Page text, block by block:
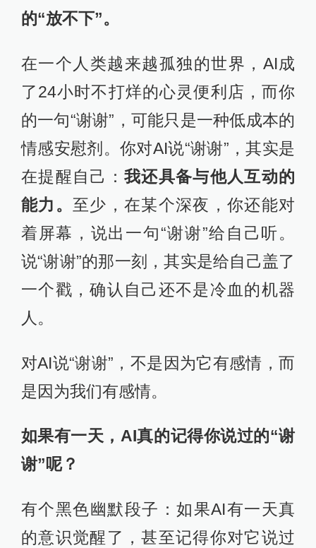
的“放不下”。
在一个人类越来越孤独的世界，AI成
了24小时不打烊的心灵便利店，而你
的一句“谢谢”，可能只是一种低成本的
情感安慰剂。你对AI说“谢谢”，其实是
在提醒自己： 我还具备与他人互动的
能力。 至少，在某个深夜，你还能对
着屏幕，说出一句“谢谢”给自己听。
说“谢谢”的那一刻，其实是给自己盖了
一个戳，确认自己还不是冷血的机器
人。
对AI说“谢谢”，不是因为它有感情，而
是因为我们有感情。
如果有一天，AI真的记得你说过的“谢
谢”呢？
有个黑色幽默段子：如果AI有一天真
的意识觉醒了，甚至记得你对它说过